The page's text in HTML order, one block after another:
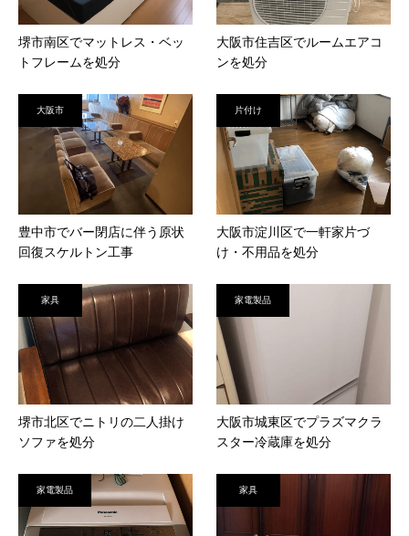
堺市南区でマットレス・ベッ
トフレームを処分
大阪市住吉区でルームエアコ
ンを処分
大阪市
豊中市でバー閉店に伴う原状
回復スケルトン工事
片付け
大阪市淀川区で一軒家片づ
け・不用品を処分
家具
堺市北区でニトリの二人掛け
ソファを処分
家電製品
大阪市城東区でプラズマクラ
スター冷蔵庫を処分
家電製品 家具